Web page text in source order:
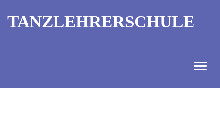
TANZLEHRERSCHULE